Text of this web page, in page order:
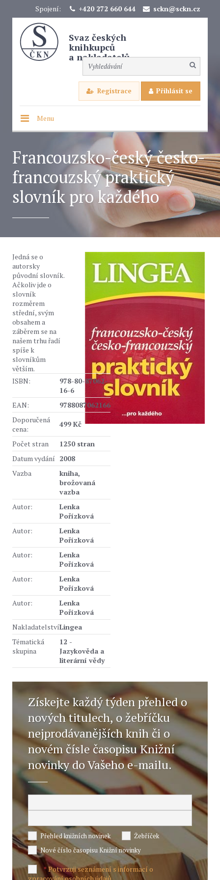
Spojení: +420 272 660 644 sckn@sckn.cz
Svaz českých
knihkupců
a nakladatelů
Registrace Přihlásit se
Menu
Francouzsko-český česko-
francouzský praktický
slovník pro každého
Jedná se o
autorsky
původní slovník.
Ačkoliv jde o
slovník
rozměrem
střední, svým
obsahem a
záběrem se na
našem trhu řadí
spíše k
slovníkům
větším.
ISBN:
978-80-87062-
16-6
EAN:
9788087062166
Doporučená
cena:
499 Kč
Počet stran
1250 stran
Datum vydání 2008
Vazba
kniha,
brožovaná
vazba
Autor:
Lenka
Pořízková
Autor:
Lenka
Pořízková
Autor:
Lenka
Pořízková
Autor:
Lenka
Pořízková
Autor:
Lenka
Pořízková
NakladatelstvíLingea
Tématická
skupina
12 -
Jazykověda a
literární vědy
Získejte každý týden přehled o
nových titulech, o žebříčku
nejprodávanějších knih či o
novém čísle časopisu Knižní
novinky do Vašeho e-mailu.
Přehled knižních novinek
Žebříček
Nové číslo časopisu Knižní novinky
*Potvrzuji seznámení s informací o